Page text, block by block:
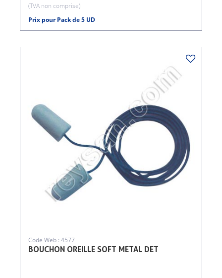
(TVA non comprise)
Prix pour Pack de 5 UD
BOUCHON OREILLE SOFT METAL DET
Code Web : 4577